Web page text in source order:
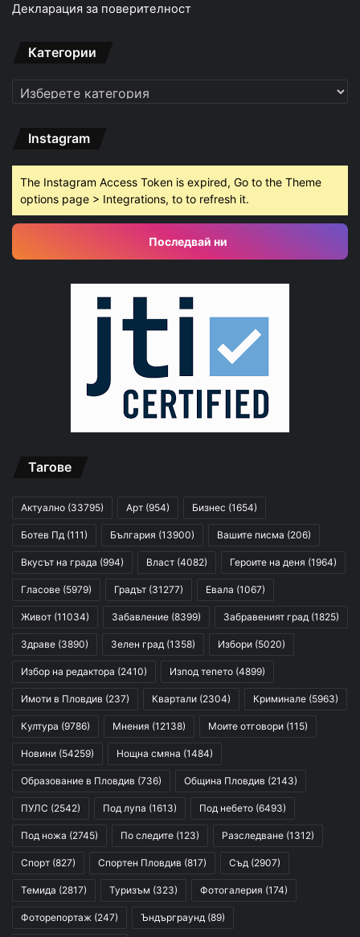
Декларация за поверителност
Категории
Категории
Instagram
The Instagram Access Token is expired, Go to the Theme
options page > Integrations, to to refresh it.
Последвай ни
Тагове
Актуално (33795) Арт (954) Бизнес (1654)
Ботев Пд (111) България (13900) Вашите писма (206)
Вкусът на града (994) Власт (4082) Героите на деня (1964)
Гласове (5979) Градът (31277) Евала (1067)
Живот (11034) Забавление (8399) Забравеният град (1825)
Здраве (3890) Зелен град (1358) Избори (5020)
Избор на редактора (2410) Изпод тепето (4899)
Имоти в Пловдив (237) Квартали (2304) Криминале (5963)
Култура (9786) Мнения (12138) Моите отговори (115)
Новини (54259) Нощна смяна (1484)
Образование в Пловдив (736) Община Пловдив (2143)
ПУЛС (2542) Под лупа (1613) Под небето (6493)
Под ножа (2745) По следите (123) Разследване (1312)
Спорт (827) Спортен Пловдив (817) Съд (2907)
Темида (2817) Туризъм (323) Фотогалерия (174)
Фоторепортаж (247) Ъндърграунд (89)